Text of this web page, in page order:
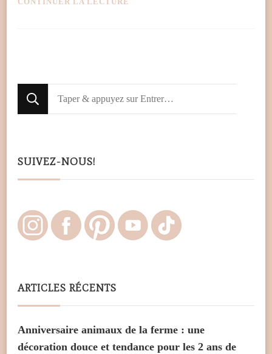
Looking
for
SUIVEZ-NOUS!
ARTICLES RÉCENTS
Anniversaire animaux de la ferme : une
décoration douce et tendance pour les 2 ans de